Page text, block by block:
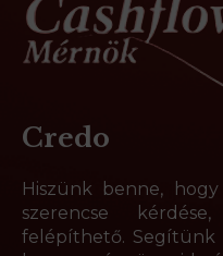
Credo
Hiszünk benne,
szerencse
felépíthető. Segítünk